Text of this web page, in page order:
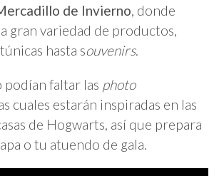
de Invierno, donde
gran variedad de productos,
hasta souvenirs.
faltar las photo
cuales estarán inspiradas en las
de Hogwarts, así que prepara
o tu atuendo de gala.